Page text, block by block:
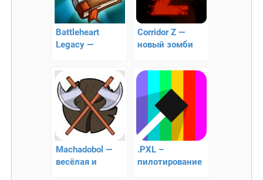
Battleheart
Legacy —
RPG
Corridor Z —
новый зомби
Machadobol —
весёлая и
.PXL –
пилотирование